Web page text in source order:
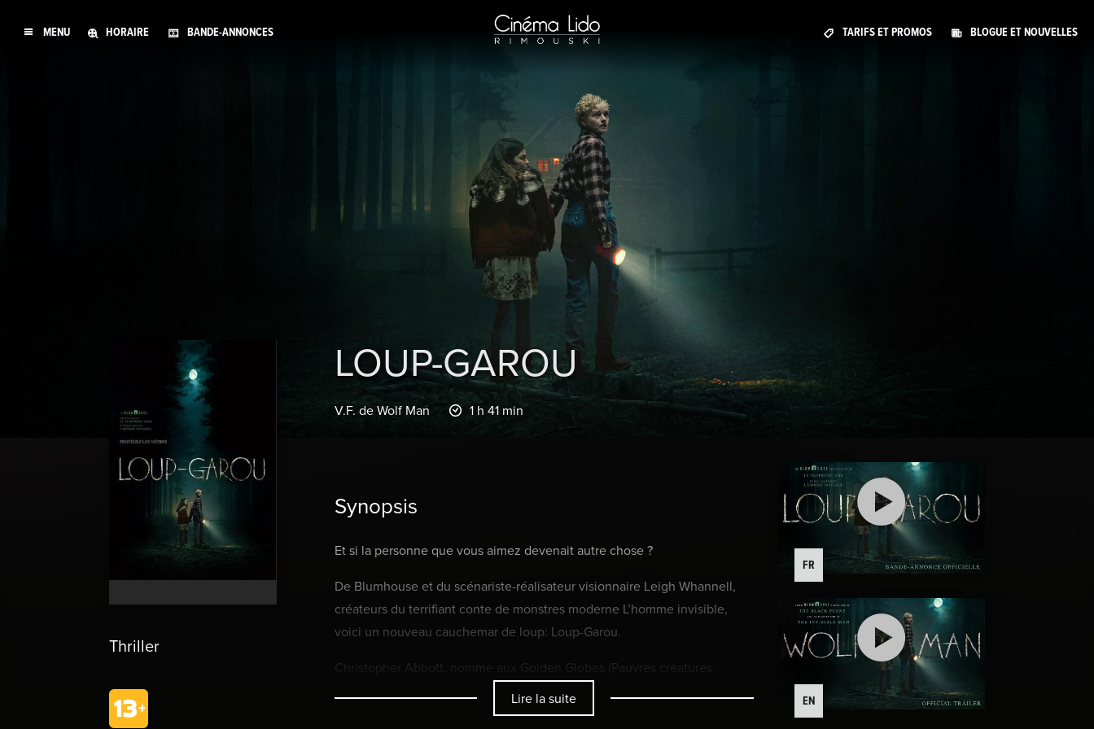
MENU HORAIRE BANDE-ANNONCES TARIFS ET PROMOS BLOGUE ET NOUVELLES
Thriller
LOUP-GAROU
V.F. de Wolf Man 1 h 41 min
Synopsis
Et si la personne que vous aimez devenait autre chose ?
De Blumhouse et du scénariste-réalisateur visionnaire Leigh Whannell,
créateurs du terrifiant conte de monstres moderne L’homme invisible,
voici un nouveau cauchemar de loup: Loup-Garou.
Christopher Abbott, nommé aux Golden Globes (Pauvres créatures,
Lorsque tombe la nuit) joue le rôle de Blake, un mari et père de famille de
San Francisco, qui hérite de sa maison d’enfance isolée dans l’Oregon
Lire la suite
FR
EN